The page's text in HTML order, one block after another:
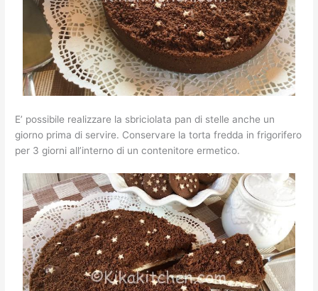
E’ possibile realizzare la sbriciolata pan di stelle anche un
giorno prima di servire. Conservare la torta fredda in frigorifero
per 3 giorni all’interno di un contenitore ermetico.